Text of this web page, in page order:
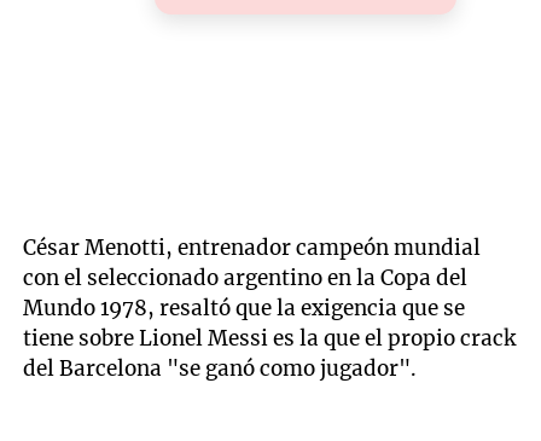
César Menotti, entrenador campeón mundial
con el seleccionado argentino en la Copa del
Mundo 1978, resaltó que la exigencia que se
tiene sobre Lionel Messi es la que el propio crack
del Barcelona "se ganó como jugador".